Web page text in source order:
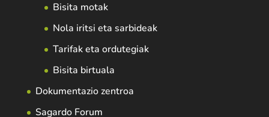
Bisita motak
Nola iritsi eta sarbideak
Tarifak eta ordutegiak
Bisita birtuala
Dokumentazio zentroa
Sagardo Forum